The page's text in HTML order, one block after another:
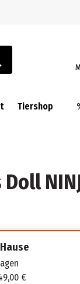
Tiershop
€